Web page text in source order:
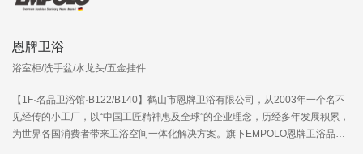
恩牌卫浴
浴室柜/洗手盆/水龙头/五金挂件
【1F·名品卫浴馆·B122/B140】鹤山市恩牌卫浴有限公司，从2003年一个名不
见经传的小工厂，以“中国工匠精神惠及全球”的企业理念，历经多年发展积累，
为世界各国消费者带来卫浴空间一体化解决方案。旗下EMPOLO恩牌卫浴品